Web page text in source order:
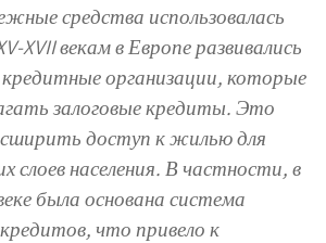
средства использовалась
XVII векам в Европе развивались
организации, которые
залоговые кредиты. Это
доступ к жилью для
слоев населения. В частности, в
была основана система
что привело к